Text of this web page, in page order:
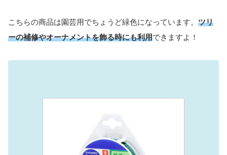
こちらの商品は園芸用でちょうど緑色になっています。 ツリ
ーの補修やオーナメントを飾る時にも利用できますよ！